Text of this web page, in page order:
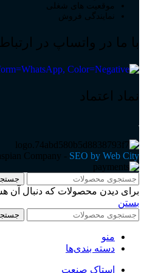
موقعیت های شغلی
نمایندگی فروش
با ما در واتساپ در
نماد اعتماد
Company - SEO by Web City
برای دیدن محصولات که دنبال آن
بستن
منو
دسته بندی‌ها
استاک صنعت